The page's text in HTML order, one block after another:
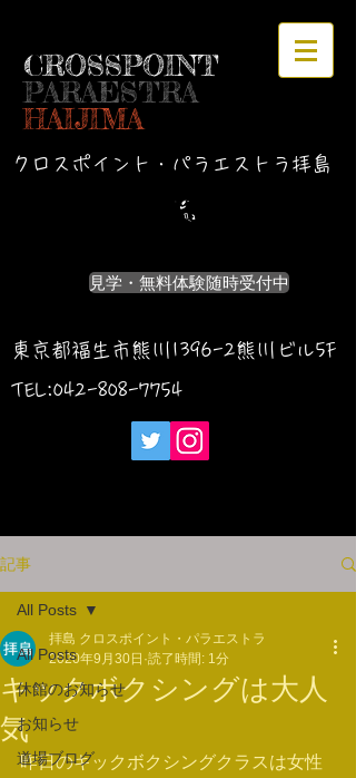
CROSSPOINT
PARAESTRA
HAIJIMA
クロスポイント・パラエストラ拝島
見学・無料体験随時受付中
東京都福生市熊川1396-2熊川ビル5F
TEL:042-808-7754
記事
All Posts
休館のお知らせ
お知らせ
道場ブログ
All Posts
キックボクシングは大人
気
拝島 クロスポイント・パラエストラ
2020年9月30日 読了時間: 1分
昨日のキックボクシングクラスは女性